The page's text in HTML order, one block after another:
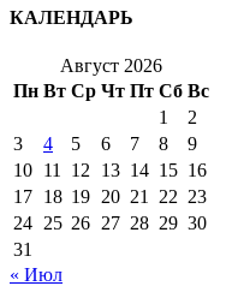
КАЛЕНДАРЬ
Август 2026
Пн Вт Ср Чт Пт Сб Вс
1
2
3
4 5 6 7 8
9
10 11 12 13 14 15 16
17 18 19 20 21 22 23
24 25 26 27 28 29 30
31
« Июл